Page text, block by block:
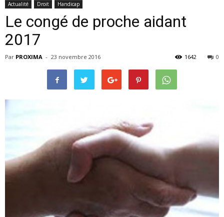
Actualité Droit Handicap
Le congé de proche aidant
2017
Par PROXIMA - 23 novembre 2016 0
1642